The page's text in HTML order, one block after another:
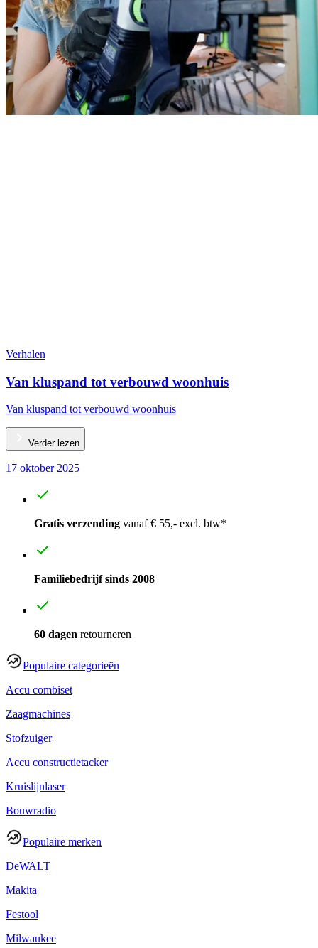
Verhalen
Van kluspand tot verbouwd woonhuis
Van kluspand tot verbouwd woonhuis
Verder lezen
17 oktober 2025
Gratis verzending vanaf € 55,- excl. btw*
Familiebedrijf sinds 2008
60 dagen retourneren
Populaire categorieën
Accu combiset
Zaagmachines
Stofzuiger
Accu constructietacker
Kruislijnlaser
Bouwradio
Populaire merken
DeWALT
Makita
Festool
Milwaukee